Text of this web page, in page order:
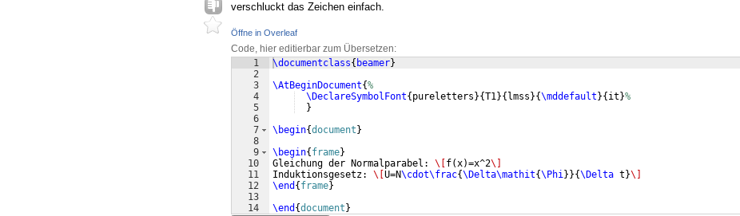
verschluckt das Zeichen einfach.
Öffne in Overleaf
Code, hier editierbar zum Übersetzen:
1
2
3
4
5
6
7
8
9
10
11
12
13
14
\documentclass{ beamer}
\AtBeginDocument{%
\DeclareSymbolFont{ pureletters }{T1}{ lmss }{\mddefault }{ it }%
}
\begin{document }
\begin{ frame}
Gleichung der Normalparabel: \[ f(x)=x^2\]
Induktionsgesetz: \[ U=N\cdot\frac{\Delta\mathit{\Phi}}{\Delta t }\]
\end { frame}
\end {document }